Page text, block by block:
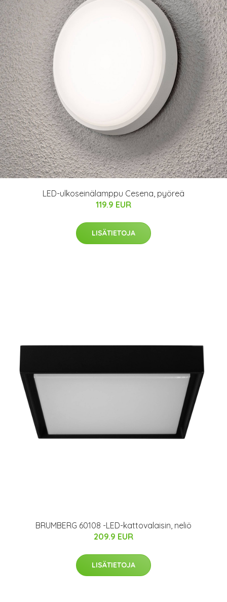
LED-ulkoseinälamppu Cesena, pyöreä
119.9 EUR
LISÄTIETOJA
BRUMBERG 60108 -LED-kattovalaisin, neliö
209.9 EUR
LISÄTIETOJA